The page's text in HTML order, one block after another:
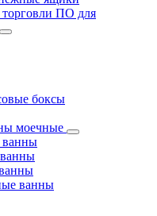
ПО для
боксы
моечные
ванны
ванны